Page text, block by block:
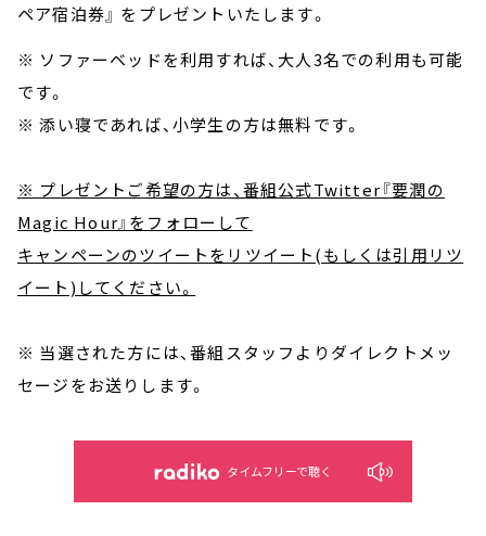
ペア宿泊券』 をプレゼントいたします。
※ ソファーベッドを利用すれば、大人3名での利用も可能
です。
※ 添い寝であれば、小学生の方は無料です。
※ プレゼントご希望の方は、番組公式Twitter『要潤の
Magic Hour』をフォローして
キャンペーンのツイートをリツイート(もしくは引用リツ
イート)してください。
※ 当選された方には、番組スタッフよりダイレクトメッ
セージをお送りします。
タイムフリーで聴く